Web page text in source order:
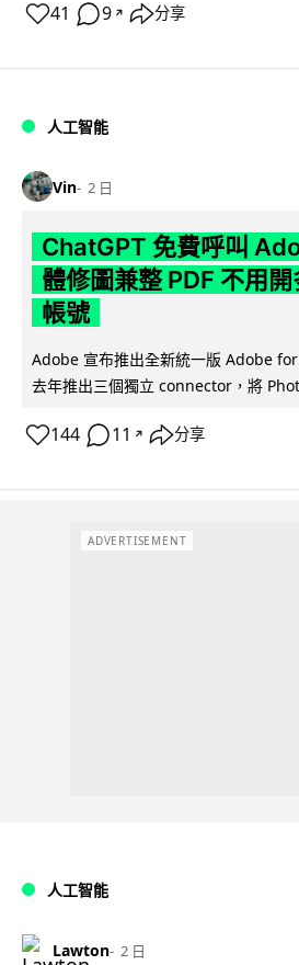
41 9 ↗ 分享
人工智能
Vin 2 日
ChatGPT 免費呼叫
體修圖兼整 PDF 不用
帳號
Adobe 宣布推出全新統一版 Adobe
去年推出三個獨立 connector，將
144 11 ↗ 分享
ADVERTISEMENT
人工智能
Lawton 2 日